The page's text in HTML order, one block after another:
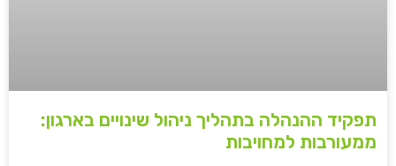
תפקיד ההנהלה בתהליך ניהול שינויים בארגון:
ממעורבות למחויבות